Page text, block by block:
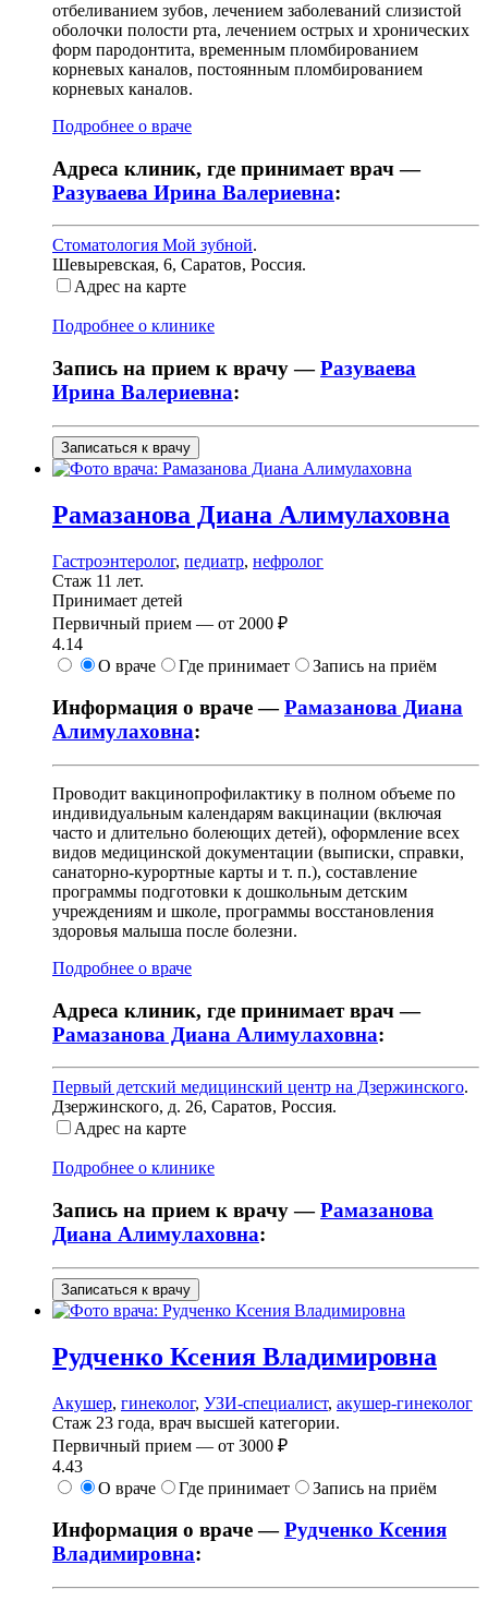
отбеливанием зубов, лечением заболеваний слизистой
оболочки полости рта, лечением острых и хронических
форм пародонтита, временным пломбированием
корневых каналов, постоянным пломбированием
корневых каналов.
Подробнее о враче
Адреса клиник, где принимает врач —
Разуваева Ирина Валериевна:
Стоматология Мой зубной.
Шевыревская, 6, Саратов, Россия.
Адрес на карте
Подробнее о клинике
Запись на прием к врачу —Разуваева
Ирина Валериевна:
Записаться к врачу
Рамазанова Диана Алимулаховна
Гастроэнтеролог, педиатр, нефролог
Стаж 11 лет.
Принимает детей
Первичный прием — от 2000 ₽
4.14
О враче
Где принимает Запись на приём
Информация о враче —Рамазанова Диана
Алимулаховна:
Проводит вакцинопрофилактику в полном объеме по
индивидуальным календарям вакцинации (включая
часто и длительно болеющих детей), оформление всех
видов медицинской документации (выписки, справки,
санаторно-курортные карты и т. п.), составление
программы подготовки к дошкольным детским
учреждениям и школе, программы восстановления
здоровья малыша после болезни.
Подробнее о враче
Адреса клиник, где принимает врач —
Рамазанова Диана Алимулаховна:
Первый детский медицинский центр на Дзержинского.
Дзержинского, д. 26, Саратов, Россия.
Адрес на карте
Подробнее о клинике
Запись на прием к врачу —Рамазанова
Диана Алимулаховна:
Записаться к врачу
Рудченко Ксения Владимировна
Акушер, гинеколог, УЗИ-специалист, акушер-гинеколог
Стаж 23 года, врач высшей категории.
Первичный прием — от 3000 ₽
4.43
О враче
Где принимает Запись на приём
Информация о враче —Рудченко Ксения
Владимировна: